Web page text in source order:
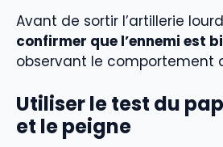
Avant de sortir l’artillerie
confirmer que l’ennemi est
observant le comportement
Utiliser le test du
et le peigne